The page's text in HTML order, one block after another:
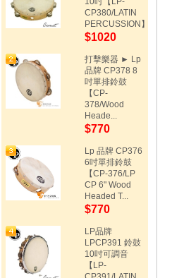
CP380/LATIN
PERCUSSION】
$1020
打擊樂器 ► Lp
品牌 CP378 8
吋單排鈴鼓
【CP-
378/Wood
Heade...
$770
Lp 品牌 CP376
6吋單排鈴鼓
【CP-376/LP
CP 6" Wood
Headed T...
$770
LP品牌
LPCP391 鈴鼓
10吋可調音
【LP-